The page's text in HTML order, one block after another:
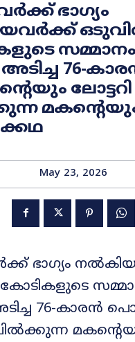
ഭാഗ്യം
76-
ലോട്ടറി
May 23, 2026
ഭാഗ്യം
76-കാരൻ